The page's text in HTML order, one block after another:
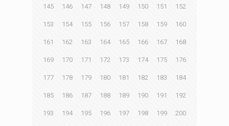
145 146 147 148 149 150 151 152
153 154 155 156 157 158 159 160
161 162 163 164 165 166 167 168
169 170 171 172 173 174 175 176
177 178 179 180 181 182 183 184
185 186 187 188 189 190 191 192
193 194 195 196 197 198 199 200